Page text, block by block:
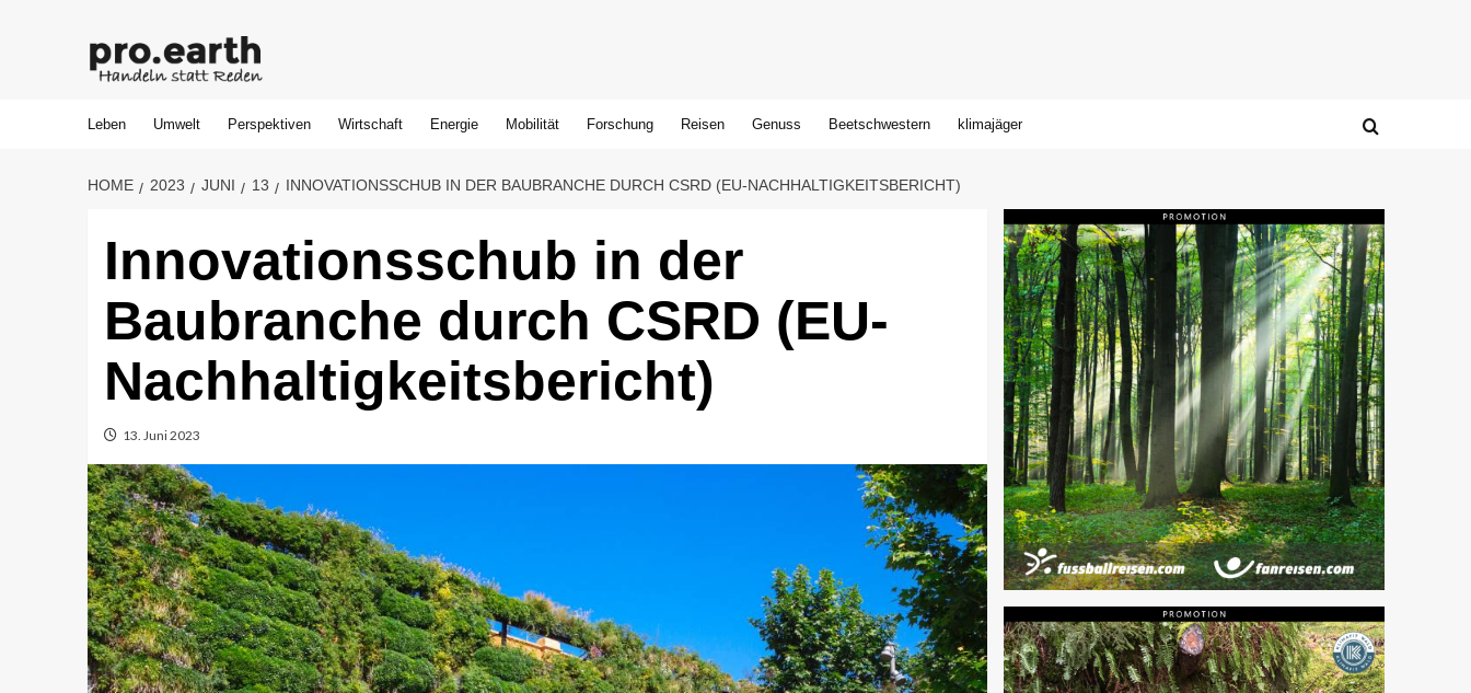
Leben Umwelt Perspektiven Wirtschaft Energie Mobilität Forschung Reisen Genuss Beetschwestern klimajäger
HOME 2023 JUNI 13 INNOVATIONSSCHUB IN DER BAUBRANCHE DURCH CSRD (EU-NACHHALTIGKEITSBERICHT)
Innovationsschub in der
Baubranche durch CSRD (EU-
Nachhaltigkeitsbericht)
13. Juni 2023